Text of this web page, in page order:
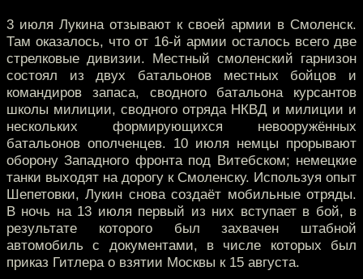
3 июля Лукина отзывают к своей армии в Смоленск.
Там оказалось, что от 16-й армии осталось всего две
стрелковые дивизии. Местный смоленский гарнизон
состоял из двух батальонов местных бойцов и
командиров запаса, сводного батальона курсантов
школы милиции, сводного отряда НКВД и милиции и
нескольких формирующихся невооружённых
батальонов ополченцев. 10 июля немцы прорывают
оборону Западного фронта под Витебском; немецкие
танки выходят на дорогу к Смоленску. Используя опыт
Шепетовки, Лукин снова создаёт мобильные отряды.
В ночь на 13 июля первый из них вступает в бой, в
результате которого был захвачен штабной
автомобиль с документами, в числе которых был
приказ Гитлера о взятии Москвы к 15 августа.